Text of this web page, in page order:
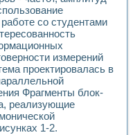
импедансный томограф на
характеризации
процессов получения
зрения для контроля
переходных процессов
обучающих
путем
и защиты ускорителя
со студентами
измерений
проектировалась в
Фрагменты блок-
реализующие
1-2.